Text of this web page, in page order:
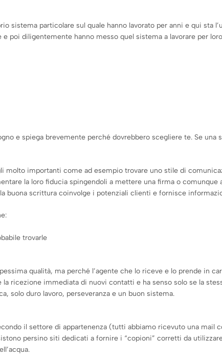
particolare sul quale hanno lavorato per anni e qui sta
poi diligentemente hanno messo quel sistema a lavorare per
e spiega brevemente perché dovrebbero scegliere te. Se una
molto importanti come ad esempio trovare uno stile di
la loro fiducia spingendoli a mettere una firma o comunque
buona scrittura coinvolge i potenziali clienti e fornisce
trovarle
qualità, ma perché l’agente che lo riceve e lo prende in
ricezione immediata di nuovi contatti e ha senso solo se la
solo duro lavoro, perseveranza e un buon sistema.
il settore di appartenenza (tutti abbiamo ricevuto una mail
persino siti dedicati a fornire i “copioni” corretti da